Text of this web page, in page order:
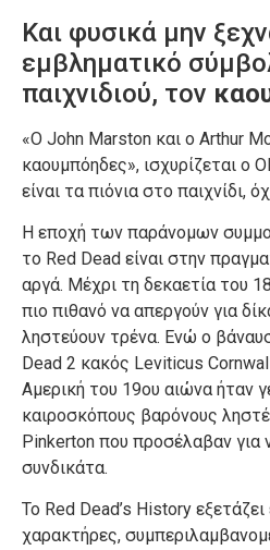
Και φυσικά μην
εμβληματικό
παιχνιδιού, τον
«Ο John Marston και ο Arthur
καουμπόηδες», ισχυρίζεται ο
είναι τα πιόνια στο παιχνίδι,
Η εποχή των παράνομων
το Red Dead είναι στην
αργά. Μέχρι τη δεκαετία του
πιο πιθανό να απεργούν για
ληστεύουν τρένα. Ενώ ο
Dead 2 κακός Leviticus
Αμερική του 19ου αιώνα ήταν
καιροσκόπους βαρόνους
Pinkerton που προσέλαβαν για
συνδικάτα.
Το Red Dead’s History
χαρακτήρες,